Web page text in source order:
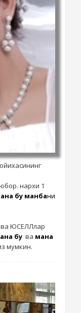
нархи 1
бу манбани
ЮСЕЛЛлар
бу ва мана
мумкин.